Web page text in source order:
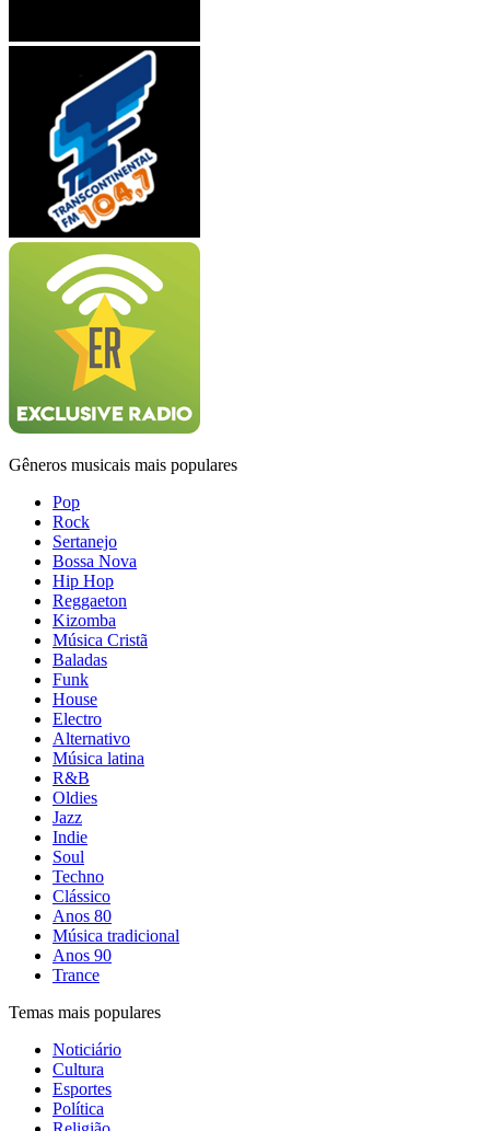
Gêneros musicais mais populares
Pop
Rock
Sertanejo
Bossa Nova
Hip Hop
Reggaeton
Kizomba
Música Cristã
Baladas
Funk
House
Electro
Alternativo
Música latina
R&B
Oldies
Jazz
Indie
Soul
Techno
Clássico
Anos 80
Música tradicional
Anos 90
Trance
Temas mais populares
Noticiário
Cultura
Esportes
Política